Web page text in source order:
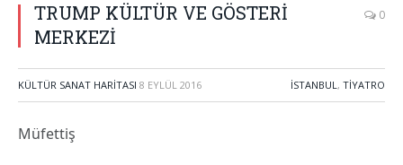
TRUMP KÜLTÜR VE GÖSTERİ
MERKEZİ
0
KÜLTÜR SANAT HARITASI 8 EYLÜL 2016 İSTANBUL, TIYATRO
Müfettiş